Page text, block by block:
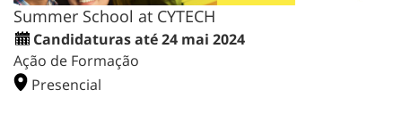
Summer School at CYTECH
Candidaturas até 24 mai 2024
Ação de Formação
Presencial